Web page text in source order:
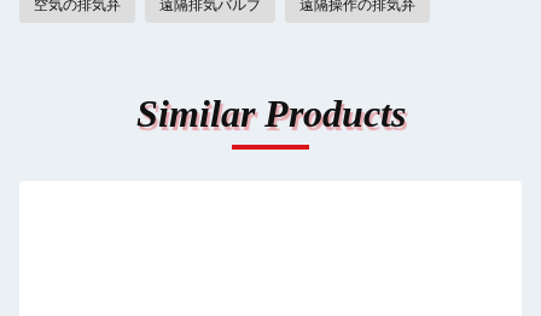
空気の排気弁 遠隔排気バルブ 遠隔操作の排気弁
Similar Products